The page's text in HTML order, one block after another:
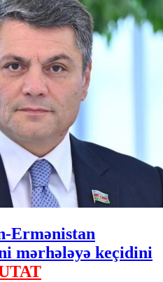
Ermənistan
mərhələyə keçidini